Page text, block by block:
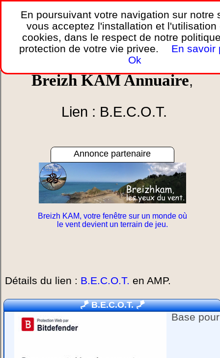
Accueil»Les sites, forums, blogs»Les sites web»
B.E.C.O.T..
Breizh KAM Annuaire,
Lien : B.E.C.O.T.
Annonce partenaire
Breizh KAM, votre fenêtre sur un monde où
le vent devient un terrain de jeu.
Détails du lien : B.E.C.O.T. en AMP.
🪁B.E.C.O.T.🪁
Base pour
En poursuivant votre navigation sur notre
vous acceptez l'installation et l'utilisation
cookies, dans le respect de notre
protection de votre vie privee.
En savoir
Ok